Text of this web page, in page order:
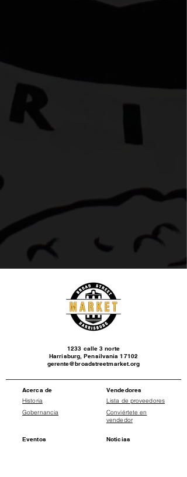
1233 calle 3 norte
Harrisburg, Pensilvania 17102
gerente@broadstreetmarket.org
Acerca de
Historia
Gobernancia
Eventos
Vendedores
Lista de proveedores
Conviértete en
vendedor
Noticias